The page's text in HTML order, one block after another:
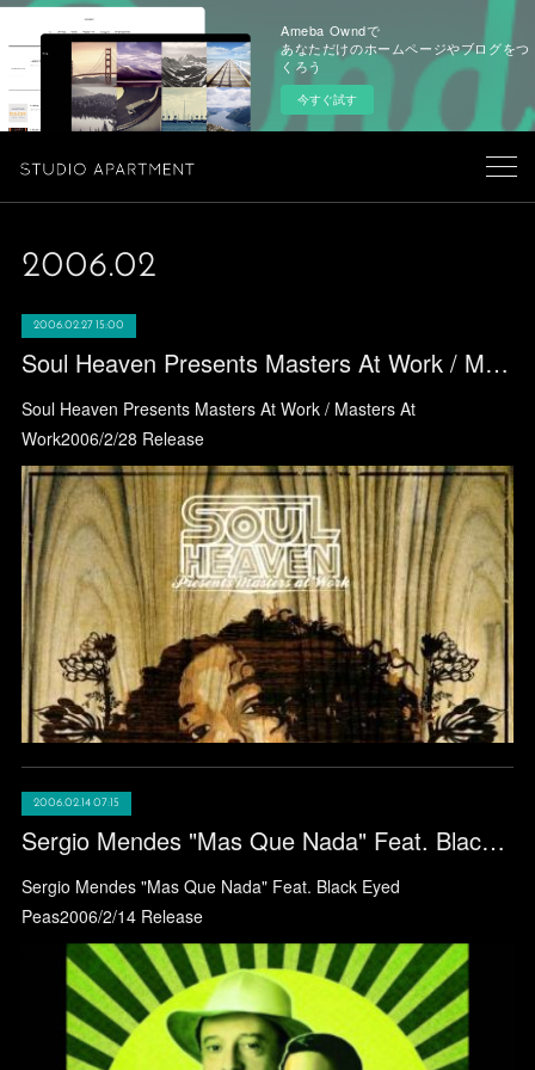
Ameba Owndで
あなただけのホームページやブログをつ
くろう
今すぐ試す
2006.02
2006.02.27 15:00
Soul Heaven Presents Masters At Work / Masters At Work
Soul Heaven Presents Masters At Work / Masters At
Work2006/2/28 Release
2006.02.14 07:15
Sergio Mendes "Mas Que Nada" Feat. Black Eyed Peas
Sergio Mendes "Mas Que Nada" Feat. Black Eyed
Peas2006/2/14 Release